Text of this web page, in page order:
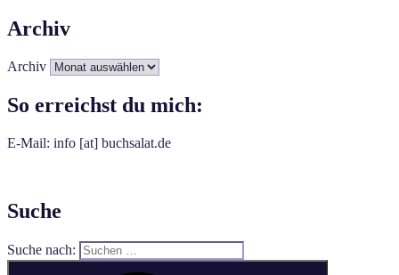
Archiv
Archiv
So erreichst du mich:
E-Mail: info [at] buchsalat.de
Suche
Suche nach: